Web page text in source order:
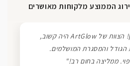
"חווית שירות יוצאת דופן! הצוות של ArtGlow היה קשוב,
הגודל והמסגרת המושלמים.
ממליצה בחום רב!"